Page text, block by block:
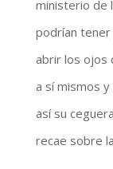
ministerio de
podrían tener
abrir los ojos
a sí mismos
así su
recae sobre